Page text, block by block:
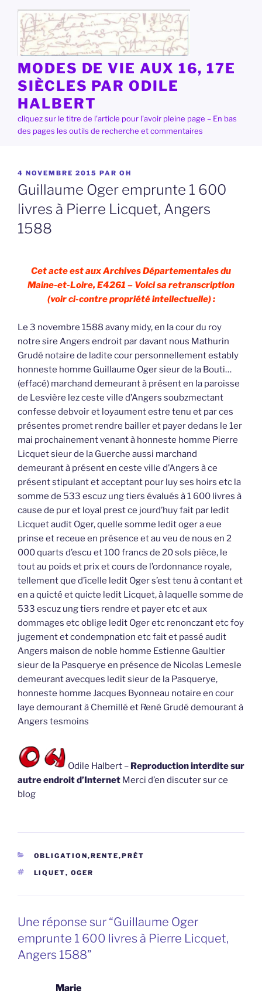
contenu
principal
MODES DE VIE AUX 16, 17E
SIÈCLES PAR ODILE
HALBERT
cliquez sur le titre de l'article pour l'avoir pleine page – En bas
des pages les outils de recherche et commentaires
PUBLIÉ
LE
4 NOVEMBRE 2015 PAR OH
Guillaume Oger emprunte 1 600
livres à Pierre Licquet, Angers
1588
Cet acte est aux Archives Départementales du
Maine-et-Loire, E4261 – Voici sa retranscription
(voir ci-contre propriété intellectuelle) :
Le 3 novembre 1588 avany midy, en la cour du roy
notre sire Angers endroit par davant nous Mathurin
Grudé notaire de ladite cour personnellement estably
honneste homme Guillaume Oger sieur de la Bouti…
(effacé) marchand demeurant à présent en la paroisse
de Lesvière lez ceste ville d’Angers soubzmectant
confesse debvoir et loyaument estre tenu et par ces
présentes promet rendre bailler et payer dedans le 1er
mai prochainement venant à honneste homme Pierre
Licquet sieur de la Guerche aussi marchand
demeurant à présent en ceste ville d’Angers à ce
présent stipulant et acceptant pour luy ses hoirs etc la
somme de 533 escuz ung tiers évalués à 1 600 livres à
cause de pur et loyal prest ce jourd’huy fait par ledit
Licquet audit Oger, quelle somme ledit oger a eue
prinse et receue en présence et au veu de nous en 2
000 quarts d’escu et 100 francs de 20 sols pièce, le
tout au poids et prix et cours de l’ordonnance royale,
tellement que d’icelle ledit Oger s’est tenu à contant et
en a quicté et quicte ledit Licquet, à laquelle somme de
533 escuz ung tiers rendre et payer etc et aux
dommages etc oblige ledit Oger etc renonczant etc foy
jugement et condempnation etc fait et passé audit
Angers maison de noble homme Estienne Gaultier
sieur de la Pasquerye en présence de Nicolas Lemesle
demeurant avecques ledit sieur de la Pasquerye,
honneste homme Jacques Byonneau notaire en cour
laye demourant à Chemillé et René Grudé demourant à
Angers tesmoins
Odile Halbert – Reproduction interdite sur
autre endroit d’Internet Merci d’en discuter sur ce
blog
CATÉGORIES
OBLIGATION,RENTE,PRÊT
ÉTIQUETTES
LIQUET, OGER
Une réponse sur “Guillaume Oger
emprunte 1 600 livres à Pierre Licquet,
Angers 1588”
Marie